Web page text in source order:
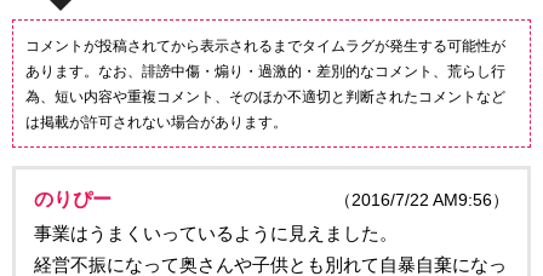
コメントが投稿されてから表示されるまでタイムラグが発生する可能性が
あります。なお、誹謗中傷・煽り・過激的・差別的なコメント、荒らし行
為、短い内容や重複コメント、そのほか不適切と判断されたコメントなど
は掲載が許可されない場合があります。
のりぴー （2016/7/22 AM9:56）
事業はうまくいっているように見えました。
経営不振になって奥さんや子供とも別れて自暴自棄になっ